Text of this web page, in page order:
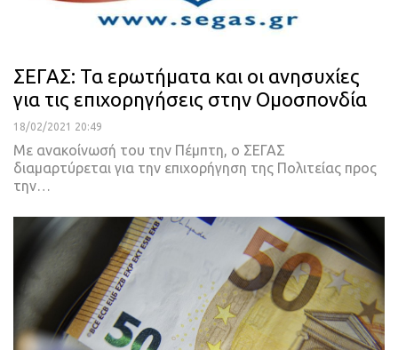
ΣΕΓΑΣ: Τα ερωτήματα και οι ανησυχίες
για τις επιχορηγήσεις στην Ομοσπονδία
18/02/2021 20:49
Με ανακοίνωσή του την Πέμπτη, ο ΣΕΓΑΣ
διαμαρτύρεται για την επιχορήγηση της Πολιτείας προς
την